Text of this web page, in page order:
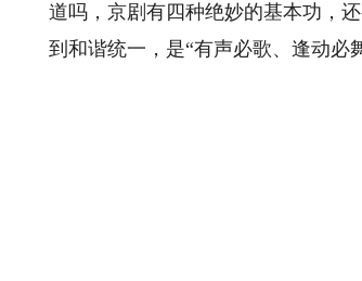
道吗，京剧有四种绝妙的基本功，
到和谐统一，是“有声必歌、逢动必